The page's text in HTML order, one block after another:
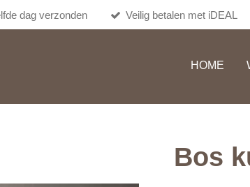
dag verzonden Veilig betalen met iDEAL
HOME
Bos